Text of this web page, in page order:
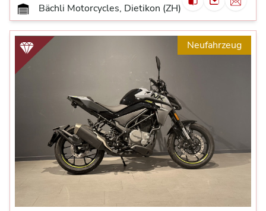
Bächli Motorcycles, Dietikon (ZH)
Neufahrzeug